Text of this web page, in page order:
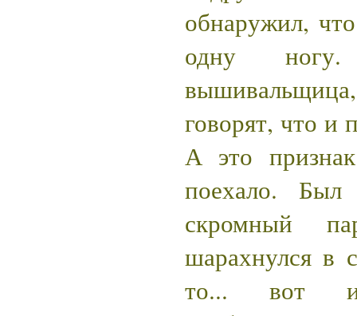
обнаружил,
одну
говорят, что и
А это
поехало.
скромный
шарахнулся в
то... вот